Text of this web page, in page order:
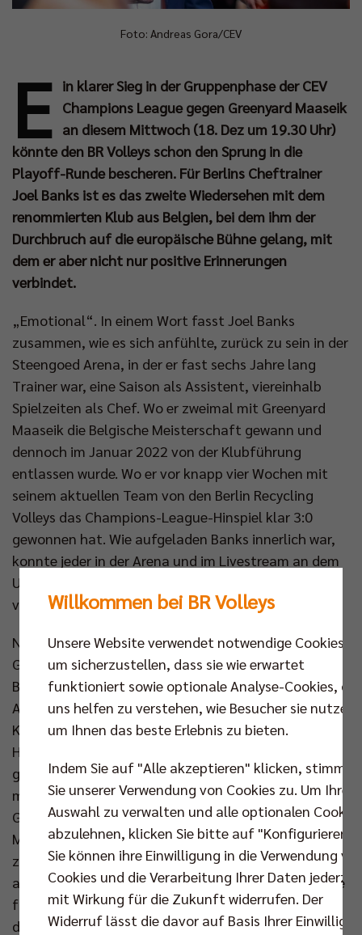
Foto: Andreas Gora/CEV
E in klarer Sieg in der Gruppenphase der CEV
Champions League gegen Greenyard Maaseik
an diesem Mittwoch (18. Dez um 19.30 Uhr)
könnte den BR Volleys schon den Sprung in die
Playoff-Runde bescheren. Für Berlins Cheftrainer
Joel Banks ist es das zweite Wiedersehen mit dem
renommierten Klub aus Belgien, bei dem ihm der
Durchbruch auf die europäische Bühne gelang, mit
dem er aber nicht nur positive Erinnerungen
verbindet.
„Emotional“. In einem Wort fasst Joel Banks
zusammen, wie es sich anfühlte, zurück zu sein in der
Steengoed Arena, in der er fast sechs Jahre lang
Trainer war, eine Saison als Assistent, viereinhalb
Spielzeiten als Chef. Wo er zweimal mit Greenyard
Maaseik die Belgische Meisterschaft gewann und
dennoch im Januar 2022 von der Klubführung
entlassen wurde. Wo er vor knapp vier Wochen mit
seinem aktuellen Team von den Berlin Recycling
Volleys das Champions-League-Hinspiel klar 3:0
gewonnen hat. Wie aufgeladen Banks innerlich war,
konnte jeder in der Arena und im Livestream an dem
Urschrei hören, den der 49-Jährige nach dem
verwandelten Matchball von sich gab.
Nicht allein die sportliche Komponente wühlte seine
Gefühlswelt auf. In vielerlei Hinsicht ist seine
Beziehung zu Maaseik, zu Belgien, eine besondere.
Auf der Tribüne saßen seine Frau und seine beiden
Kinder, die eine halbe Autostunde entfernt in dem
Haus leben, das die Familie bis vor Kurzem noch
gemeinsam bewohnte und wohin Banks so oft wie
möglich zurückkehrt. Diesmal bot sich die
Gelegenheit dazu. Wobei auch die Menschen in
Maaseik ihn kaum loslassen wollten. „Schon als wir
zum ersten Training in die Halle kamen, waren dort
all die Leute, die ich kenne, immer noch dieselben wie
früher“, erzählt Berlins Headcoach, „von denen, die
darauf achten, dass die Toiletten sauber sind, bis zu
Willkommen bei BR Volleys
Unsere Website verwendet notwendige Cookies,
um sicherzustellen, dass sie wie erwartet
funktioniert sowie optionale Analyse-Cookies, die
uns helfen zu verstehen, wie Besucher sie nutzen,
um Ihnen das beste Erlebnis zu bieten.
Indem Sie auf "Alle akzeptieren" klicken, stimmen
Sie unserer Verwendung von Cookies zu. Um Ihre
Auswahl zu verwalten und alle optionalen Cookies
abzulehnen, klicken Sie bitte auf "Konfigurieren".
Sie können ihre Einwilligung in die Verwendung
Cookies und die Verarbeitung Ihrer Daten
mit Wirkung für die Zukunft widerrufen. Der
Widerruf lässt die davor auf Basis Ihrer